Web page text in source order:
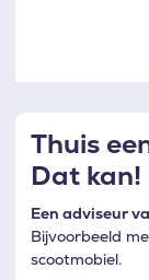
Thuis
Dat kan!
Een adviseur
Bijvoorbeeld
scootmobiel.